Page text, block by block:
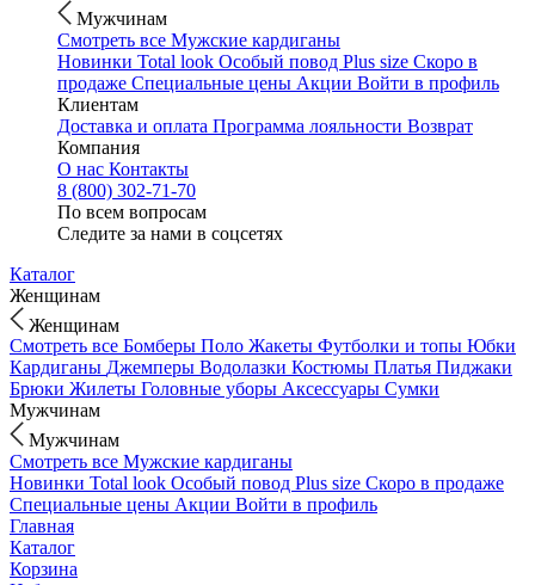
Мужчинам
Смотреть все Мужские кардиганы
Новинки Total look Особый повод Plus size Скоро в
продаже Специальные цены Акции Войти в профиль
Клиентам
Доставка и оплата Программа лояльности Возврат
Компания
О нас Контакты
8 (800) 302-71-70
По всем вопросам
Следите за нами в соцсетях
Каталог
Женщинам
Женщинам
Смотреть все Бомберы Поло Жакеты Футболки и топы Юбки
Кардиганы Джемперы Водолазки Костюмы Платья Пиджаки
Брюки Жилеты Головные уборы Аксессуары Сумки
Мужчинам
Мужчинам
Смотреть все Мужские кардиганы
Новинки Total look Особый повод Plus size Скоро в продаже
Специальные цены Акции Войти в профиль
Главная
Каталог
Корзина